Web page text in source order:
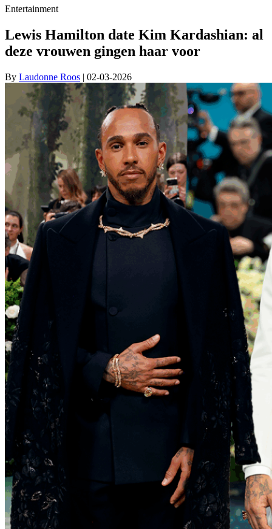
Entertainment
Lewis Hamilton date Kim Kardashian: al
deze vrouwen gingen haar voor
By Laudonne Roos | 02-03-2026